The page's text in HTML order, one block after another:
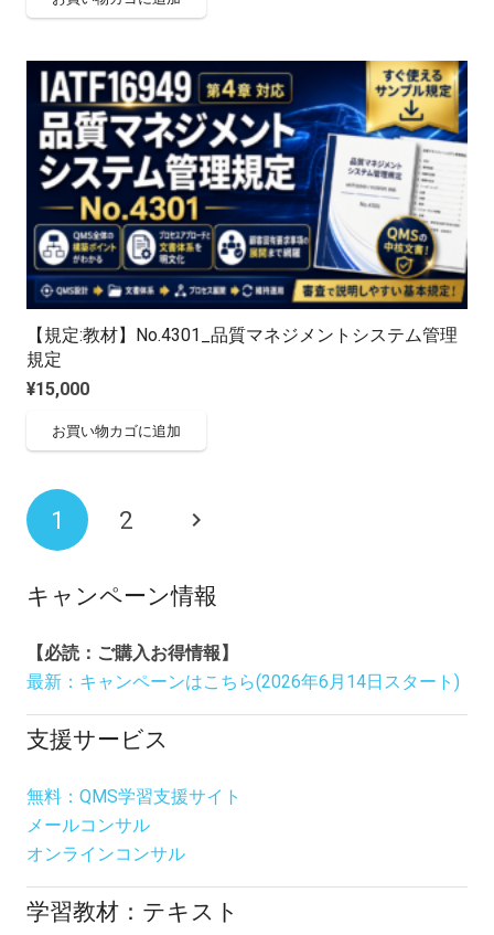
価
は
¥13,500
で
し
た。
の
格
は
¥10,000
で
す。
【規定:教材】No.4301_品質マネジメントシステム管理
規定
¥15,000
お買い物カゴに追加
1 2
キャンペーン情報
【必読：ご購入お得情報】
最新：キャンペーンはこちら(2026年6月14日スタート)
支援サービス
無料：QMS学習支援サイト
メールコンサル
オンラインコンサル
学習教材：テキスト